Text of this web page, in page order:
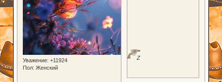
Уважение: +11924
Пол: Женский
Z